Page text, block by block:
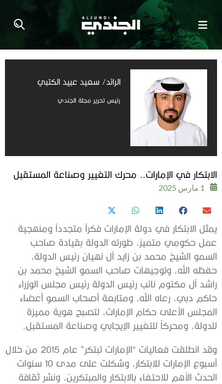
الرائد/ سعيد عبيد الكتبي
رئيس تحرير مجلة الجندي
الابتكار في الإمارات.. محرك التغيير وصناعة المستقبل
1 مارس 2025
يمثل الابتكار في دولة الإمارات فكراً متجدداً ومنهجية
عمل حكومي متميز، طورته الدولة بقيادة صاحب
السمو الشيخ محمد بن زايد آل نهيان رئيس الدولة،
حفظه الله، وتوجيهات صاحب السمو الشيخ محمد بن
راشد آل مكتوم نائب رئيس الدولة رئيس مجلس الوزراء
حاكم دبي، رعاه الله، ومتابعة أصحاب السمو أعضاء
المجلس الأعلى حكام الإمارات، لتصبح هوية مميزة
للدولة، ومحركاً للتغيير الإيجابي وصناعة المستقبل.
وقد انطلقت فعاليات “الإمارات تبتكر” عام 2015 من خلال
أسبوع الإمارات للابتكار، وشكلت على مدى 10 سنوات
الحدث الأهم للاحتفاء بالابتكار والمبتكرين، ونشر ثقافة